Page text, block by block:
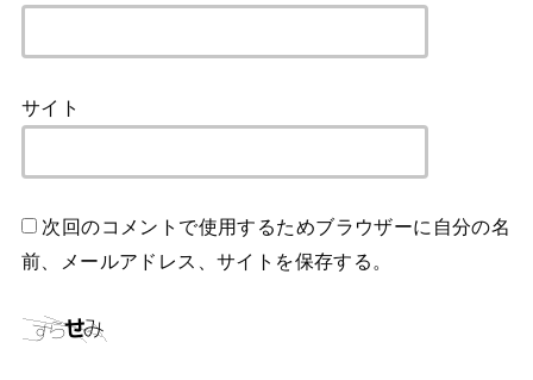
サイト
次回のコメントで使用するためブラウザーに自分の名
前、メールアドレス、サイトを保存する。